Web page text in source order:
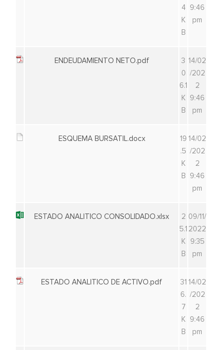
4
K
B
9:46
pm
ENDEUDAMIENTO NETO.pdf
3
0
6.1
K
B
14/02
/202
2
9:46
pm
ESQUEMA BURSATIL.docx
19
.5
K
B
14/02
/202
2
9:46
pm
ESTADO ANALITICO CONSOLIDADO.xlsx
2
5.1
K
B
09/11/
2022
9:35
pm
ESTADO ANALITICO DE ACTIVO.pdf
31
6.
7
K
B
14/02
/202
2
9:46
pm